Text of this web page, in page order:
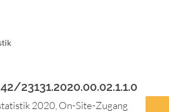
23131.2020.00.02.1.1.0
2020, On-Site-Zugang